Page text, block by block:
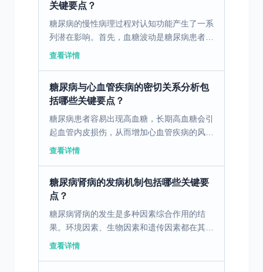
关键要点？
糖尿病的慢性病理过程对认知功能产生了一系
列潜在影响。首先，血糖波动是糖尿病患者常
见的代谢异常之一，剧烈的血糖变化可能导致
查看详情
糖尿病与心血管疾病的密切关系分析包
括哪些关键要点？
糖尿病患者容易出现高血糖，长期高血糖会引
起血管内皮损伤，从而增加心血管疾病的风
险。同时，糖尿病会影响脂肪代谢，使得血液
查看详情
糖尿病肾病的发病机制包括哪些关键要
点？
糖尿病肾病的发生是多种因素综合作用的结
果。环境因素、生物因素和遗传因素都在其中
扮演着重要角色。首先，环境因素，如不健康
查看详情